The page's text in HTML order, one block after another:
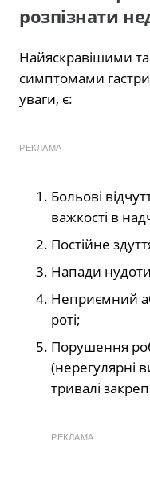
розпізнати
Найяскравішими
симптомами
уваги, є:
РЕКЛАМА
Больові
важкості в
Постійне
Напади
Неприємний
роті;
Порушення
(нерегулярні
тривалі
РЕКЛАМА